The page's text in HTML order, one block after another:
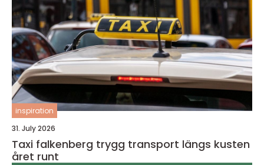
inspiration
31. July 2026
Taxi falkenberg trygg transport längs kusten
året runt